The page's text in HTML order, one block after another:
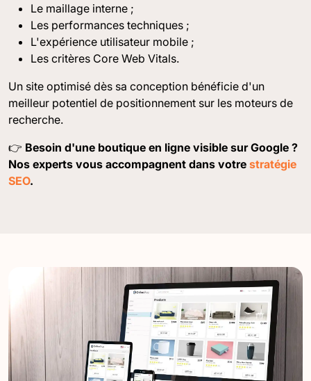
Le maillage interne ;
Les performances techniques ;
L'expérience utilisateur mobile ;
Les critères Core Web Vitals.
Un site optimisé dès sa conception bénéficie d'un
meilleur potentiel de positionnement sur les moteurs de
recherche.
👉 Besoin d'une boutique en ligne visible sur Google ?
Nos experts vous accompagnent dans votre stratégie
SEO.